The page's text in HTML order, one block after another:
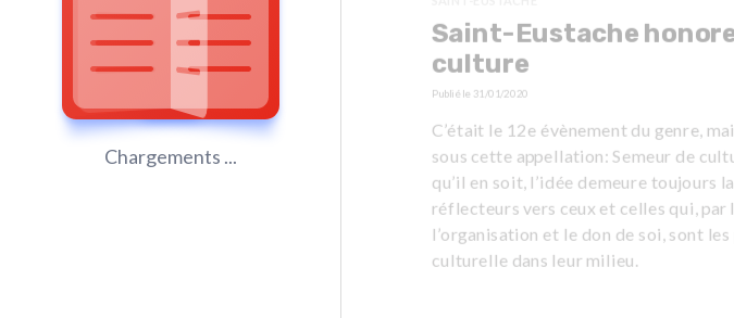
Chargements ...
Saint-Eustache
culture
Publié le 31/01/2020
C’était le 12e évènement du genre,
sous cette appellation: Semeur de
qu’il en soit, l’idée demeure toujours
réflecteurs vers ceux et celles qui, par
l’organisation et le don de soi, sont
culturelle dans leur milieu.